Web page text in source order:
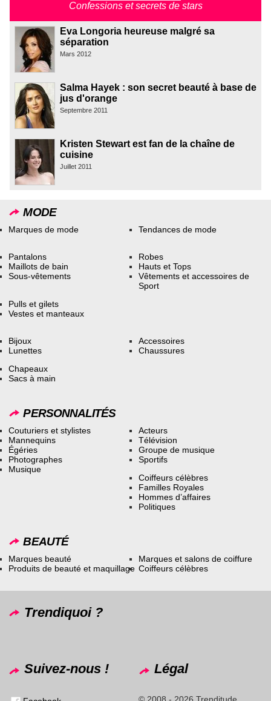
Confessions et secrets de stars
Eva Longoria heureuse malgré sa
séparation
Mars 2012
Salma Hayek : son secret beauté à base de
jus d'orange
Septembre 2011
Kristen Stewart est fan de la chaîne de
cuisine
Juillet 2011
MODE
Marques de mode Tendances de mode
Pantalons
Maillots de bain
Sous-vêtements
Robes
Hauts et Tops
Vêtements et accessoires de
Sport
Pulls et gilets
Vestes et manteaux
Bijoux
Lunettes
Accessoires
Chaussures
Chapeaux
Sacs à main
PERSONNALITÉS
Couturiers et stylistes
Mannequins
Égéries
Photographes
Musique
Acteurs
Télévision
Groupe de musique
Sportifs
Coiffeurs célèbres
Familles Royales
Hommes d’affaires
Politiques
BEAUTÉ
Marques beauté
Produits de beauté et maquillage
Marques et salons de coiffure
Coiffeurs célèbres
Trendiquoi ?
Suivez-nous ! Légal